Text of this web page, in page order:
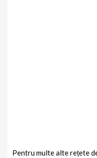
Pentru multe alte rețete